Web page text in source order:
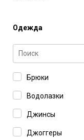
Одежда
Брюки
Водолазки
Джинсы
Джоггеры